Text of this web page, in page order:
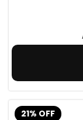
21% OFF